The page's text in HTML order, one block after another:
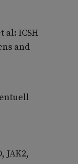
ICSH
and
JAK2,